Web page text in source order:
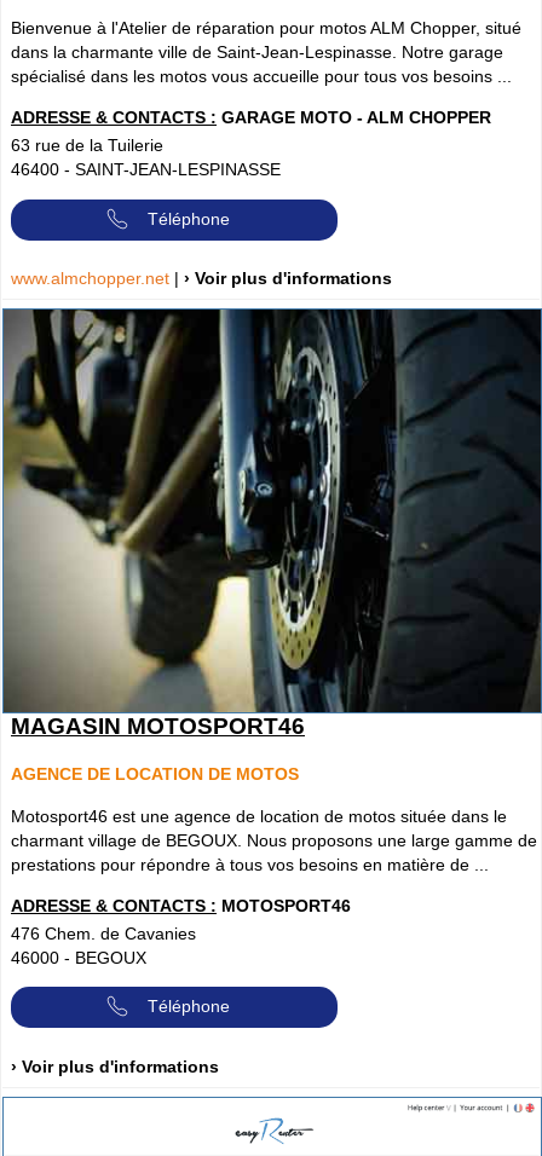
Bienvenue à l'Atelier de réparation pour motos ALM Chopper, situé
dans la charmante ville de Saint-Jean-Lespinasse. Notre garage
spécialisé dans les motos vous accueille pour tous vos besoins ...
ADRESSE & CONTACTS : GARAGE MOTO - ALM CHOPPER
63 rue de la Tuilerie
46400 - SAINT-JEAN-LESPINASSE
Téléphone
www.almchopper.net | › Voir plus d'informations
MAGASIN MOTOSPORT46
AGENCE DE LOCATION DE MOTOS
Motosport46 est une agence de location de motos située dans le
charmant village de BEGOUX. Nous proposons une large gamme de
prestations pour répondre à tous vos besoins en matière de ...
ADRESSE & CONTACTS : MOTOSPORT46
476 Chem. de Cavanies
46000 - BEGOUX
Téléphone
› Voir plus d'informations